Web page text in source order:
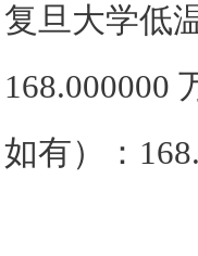
旦大学低
有）：